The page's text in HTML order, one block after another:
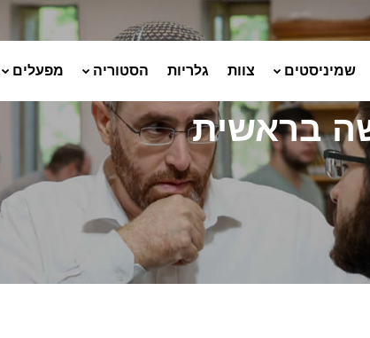
שמיניסטים צוות גלריות הסטוריה מפעלים
בראשית